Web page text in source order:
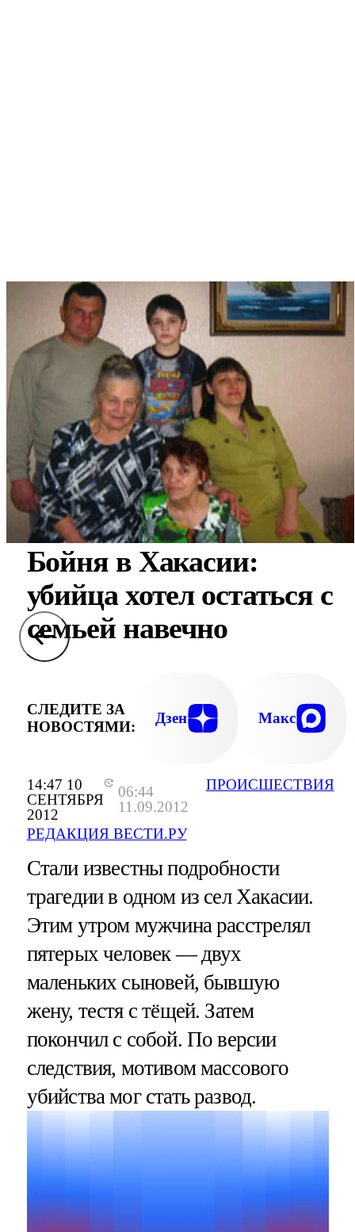
14:47 10
СЕНТЯБРЯ
2012
06:44
11.09.2012
РЕДАКЦИЯ ВЕСТИ.РУ
ПРОИСШЕСТВИЯ
Бойня в Хакасии:
убийца хотел остаться с
семьей навечно
СЛЕДИТЕ ЗА
НОВОСТЯМИ:
Дзен Макс
Стали известны подробности
трагедии в одном из сел Хакасии.
Этим утром мужчина расстрелял
пятерых человек — двух
маленьких сыновей, бывшую
жену, тестя с тёщей. Затем
покончил с собой. По версии
следствия, мотивом массового
убийства мог стать развод.